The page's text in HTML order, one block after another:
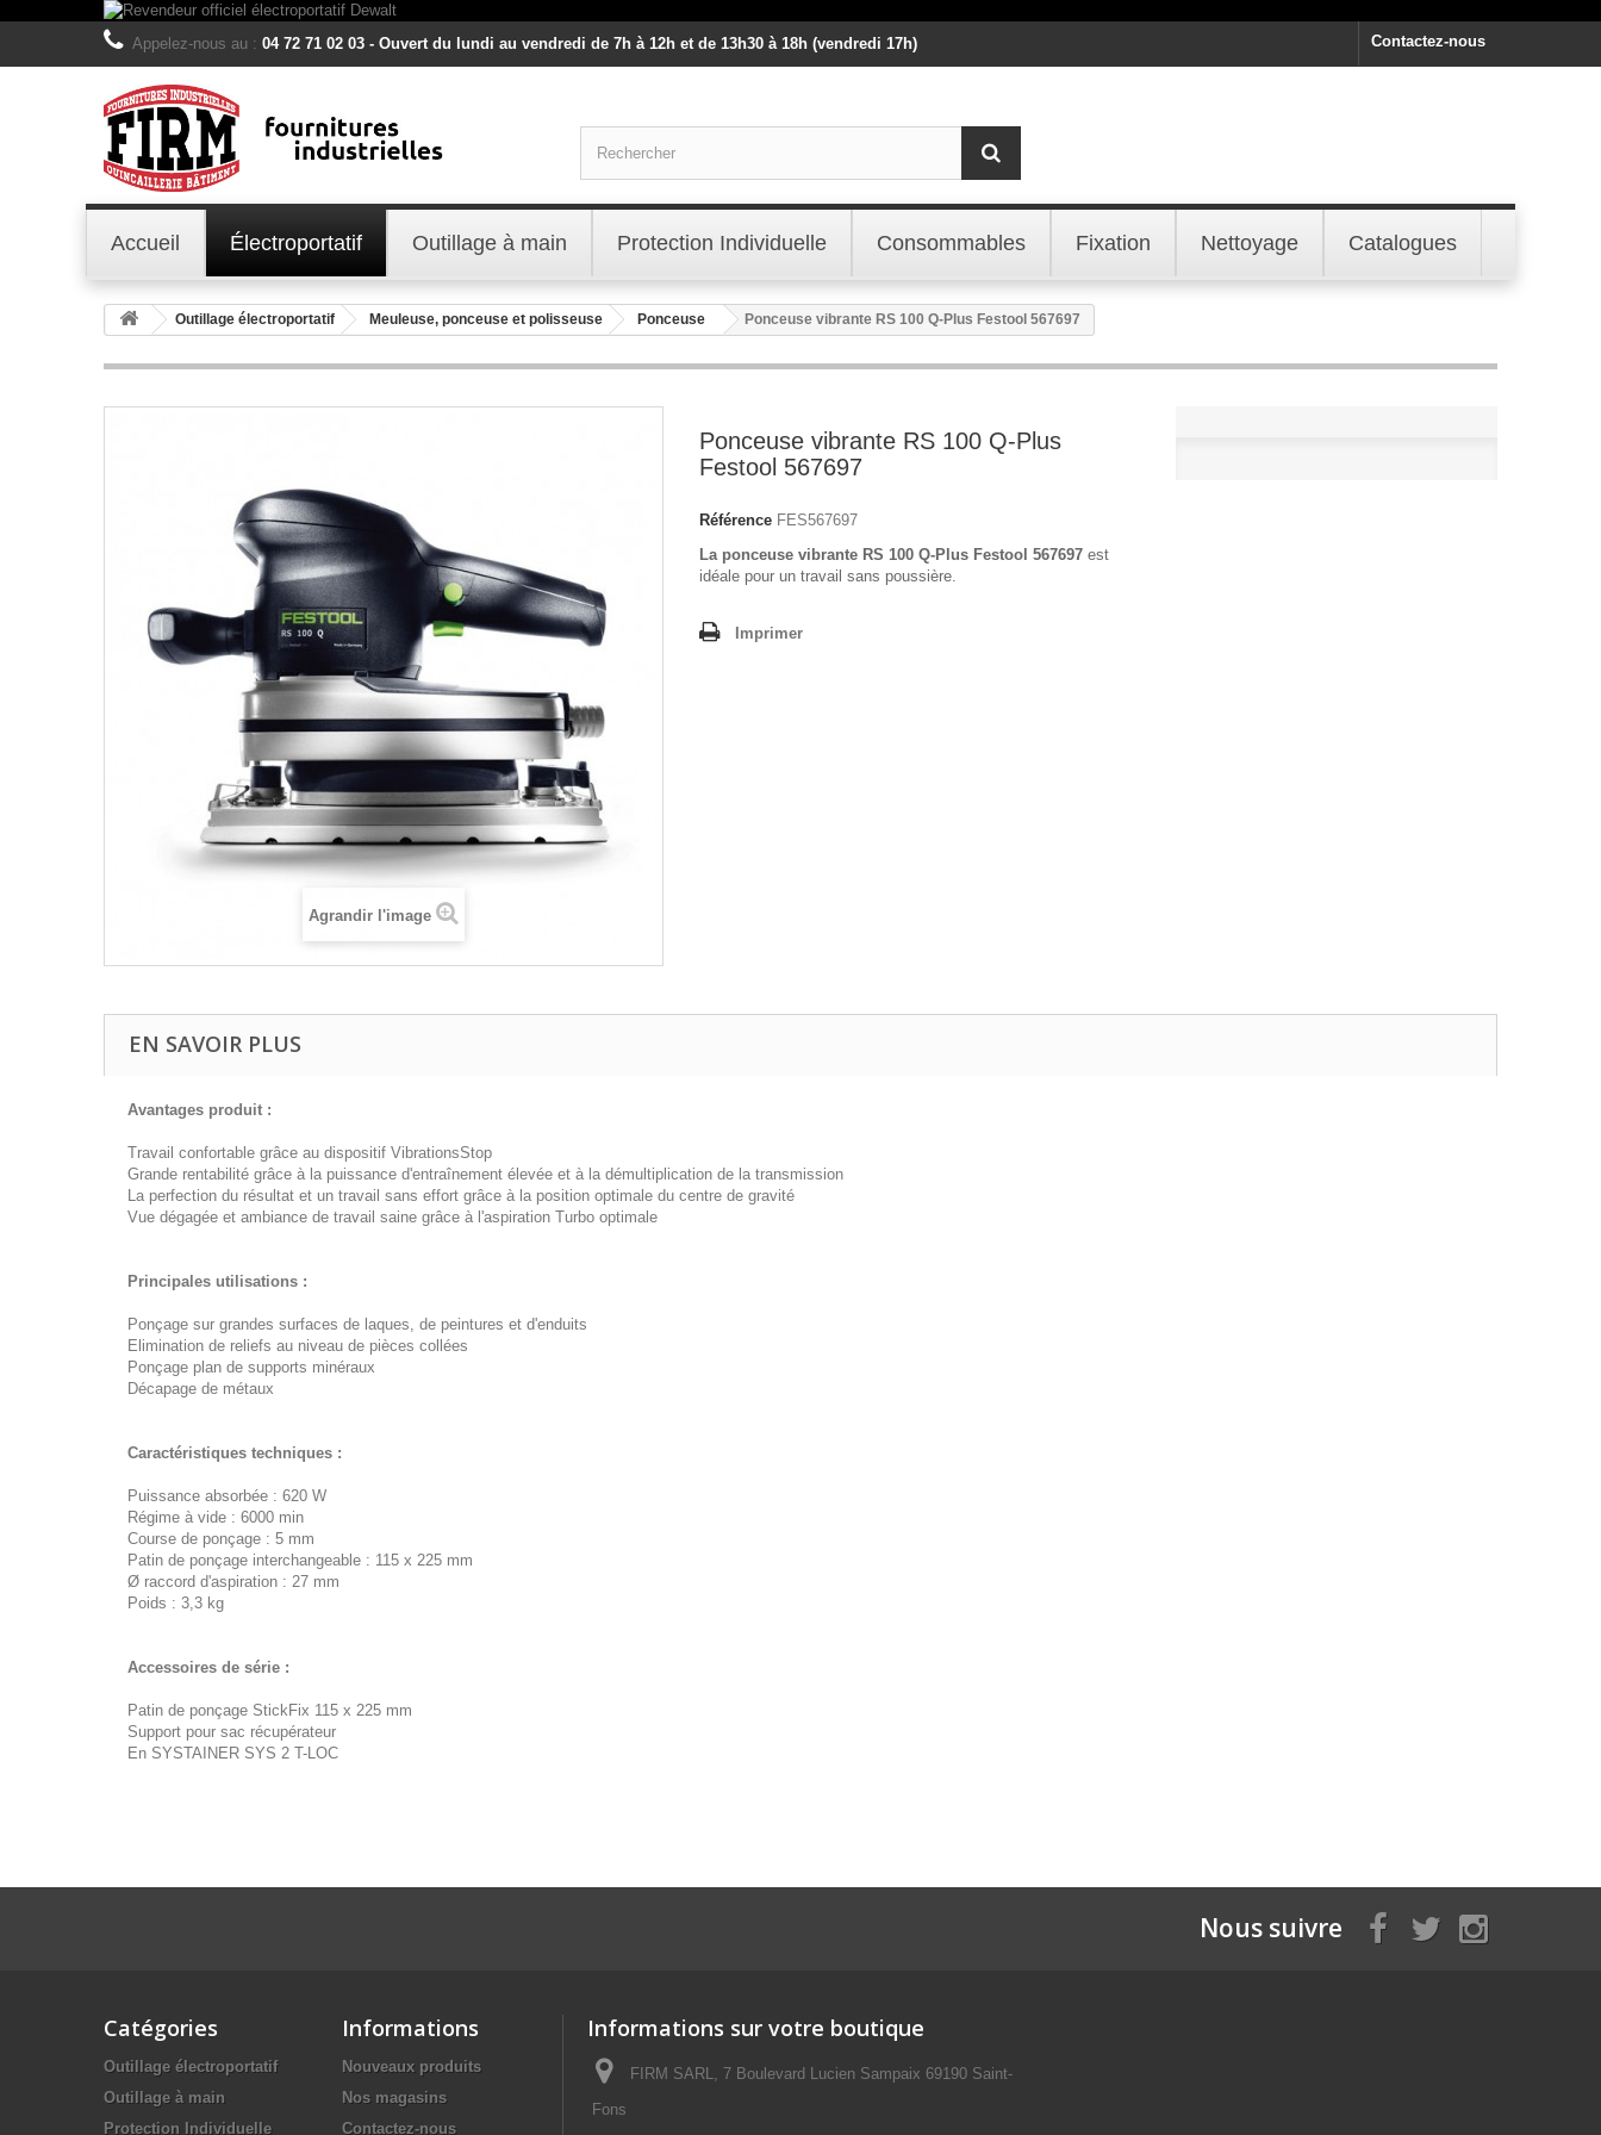
Contactez-nous
Appelez-nous au : 04 72 71 02 03 - Ouvert du lundi au vendredi de 7h à 12h et de 13h30 à 18h (vendredi 17h)
Accueil Électroportatif Outillage à main Protection Individuelle Consommables Fixation Nettoyage Catalogues
Outillage électroportatif Meuleuse, ponceuse et polisseuse Ponceuse Ponceuse vibrante RS 100 Q-Plus Festool 567697
Agrandir l'image
Ponceuse vibrante RS 100 Q-Plus
Festool 567697
Référence FES567697
La ponceuse vibrante RS 100 Q-Plus Festool 567697 est
idéale pour un travail sans poussière.
Imprimer
EN SAVOIR PLUS
Avantages produit :
Travail confortable grâce au dispositif VibrationsStop
Grande rentabilité grâce à la puissance d'entraînement élevée et à la démultiplication de la transmission
La perfection du résultat et un travail sans effort grâce à la position optimale du centre de gravité
Vue dégagée et ambiance de travail saine grâce à l'aspiration Turbo optimale
Principales utilisations :
Ponçage sur grandes surfaces de laques, de peintures et d'enduits
Elimination de reliefs au niveau de pièces collées
Ponçage plan de supports minéraux
Décapage de métaux
Caractéristiques techniques :
Puissance absorbée : 620 W
Régime à vide : 6000 min
Course de ponçage : 5 mm
Patin de ponçage interchangeable : 115 x 225 mm
Ø raccord d'aspiration : 27 mm
Poids : 3,3 kg
Accessoires de série :
Patin de ponçage StickFix 115 x 225 mm
Support pour sac récupérateur
En SYSTAINER SYS 2 T-LOC
Nous suivre
Catégories
Outillage électroportatif
Outillage à main
Protection Individuelle
Informations
Nouveaux produits
Nos magasins
Contactez-nous
Informations sur votre boutique
FIRM SARL, 7 Boulevard Lucien Sampaix 69190 Saint-
Fons